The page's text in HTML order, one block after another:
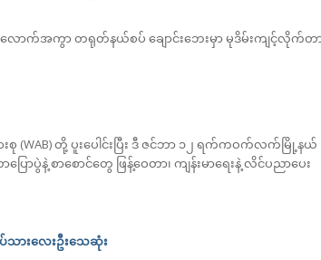
လောက်အကွာ တရုတ်နယ်စပ် ချောင်းဘေးမှာ မုဒိမ်းကျင့်လိုက်တ
တို့ ပူးပေါင်းပြီး ဒီ ဇင်ဘာ ၁၂ ရက်ကဝက်လက်မြို့နယ်
ာပွဲနဲ့ စာ‌စောင်တွေ ဖြန့်ဝေတာ၊ ကျန်းမာရေးနဲ့ လိင်ပညာပေး
သားလေးဦးသေဆုံး